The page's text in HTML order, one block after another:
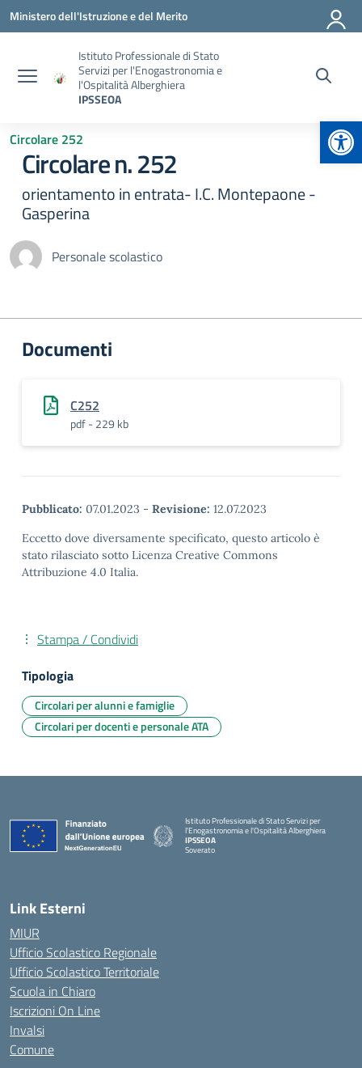
Vai ai contenuti
Vai al menu di navigazione
Vai al footer
Ministero dell'Istruzione e del Merito
Istituto Professionale di Stato
Servizi per l'Enogastronomia e
l'Ospitalità Alberghiera
IPSSEOA
Circolare 252
Circolare n. 252
orientamento in entrata- I.C. Montepaone -
Gasperina
Personale scolastico
Documenti
C252
pdf - 229 kb
Pubblicato: 07.01.2023 - Revisione: 12.07.2023
Eccetto dove diversamente specificato, questo articolo è
stato rilasciato sotto Licenza Creative Commons
Attribuzione 4.0 Italia.
Stampa / Condividi
Tipologia
Circolari per alunni e famiglie
Circolari per docenti e personale ATA
Istituto Professionale di Stato Servizi per
l'Enogastronomia e l'Ospitalità Alberghiera
IPSSEOA
Soverato
Link Esterni
MIUR
Ufficio Scolastico Regionale
Ufficio Scolastico Territoriale
Scuola in Chiaro
Iscrizioni On Line
Invalsi
Comune